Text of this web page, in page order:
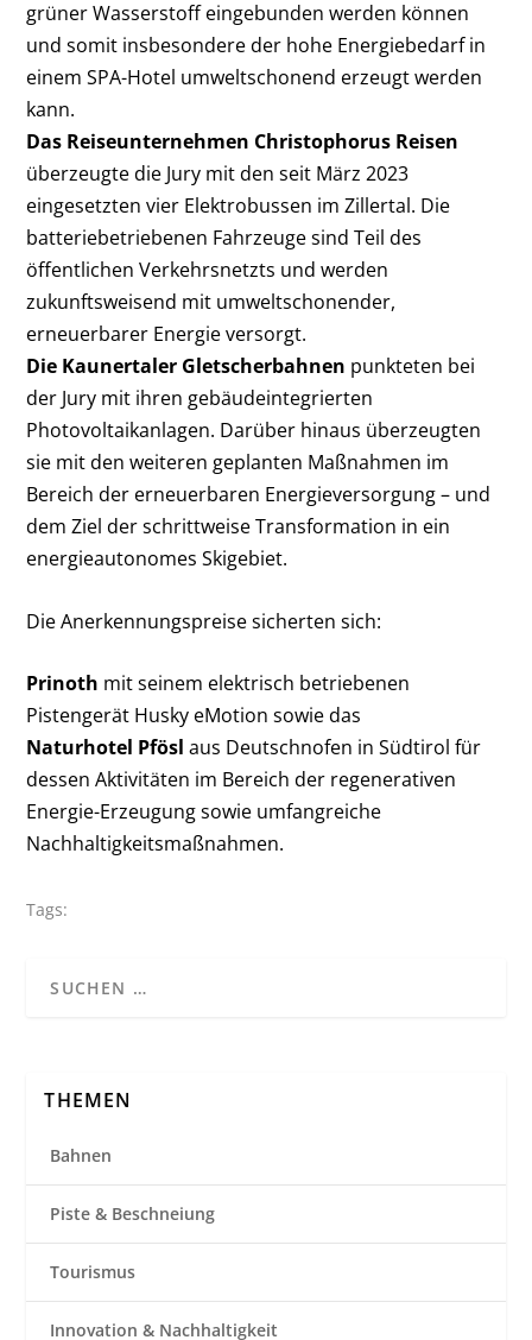
grüner Wasserstoff eingebunden werden können
und somit insbesondere der hohe Energiebedarf in
einem SPA-Hotel umweltschonend erzeugt werden
kann.
Das Reiseunternehmen Christophorus Reisen
überzeugte die Jury mit den seit März 2023
eingesetzten vier Elektrobussen im Zillertal. Die
batteriebetriebenen Fahrzeuge sind Teil des
öffentlichen Verkehrsnetzts und werden
zukunftsweisend mit umweltschonender,
erneuerbarer Energie versorgt.
Die Kaunertaler Gletscherbahnen punkteten bei
der Jury mit ihren gebäudeintegrierten
Photovoltaikanlagen. Darüber hinaus überzeugten
sie mit den weiteren geplanten Maßnahmen im
Bereich der erneuerbaren Energieversorgung – und
dem Ziel der schrittweise Transformation in ein
energieautonomes Skigebiet.
Die Anerkennungspreise sicherten sich:
Prinoth mit seinem elektrisch betriebenen
Pistengerät Husky eMotion sowie das
Naturhotel Pfösl aus Deutschnofen in Südtirol für
dessen Aktivitäten im Bereich der regenerativen
Energie-Erzeugung sowie umfangreiche
Nachhaltigkeitsmaßnahmen.
Tags:
THEMEN
Bahnen
Piste & Beschneiung
Tourismus
Innovation & Nachhaltigkeit